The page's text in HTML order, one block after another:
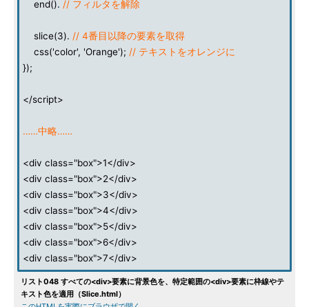
end(). // フィルタを解除
slice(3). // 4番目以降の要素を取得
css('color', 'Orange'); // テキストをオレンジに
});
</script>
……中略……
<div class="box">1</div>
<div class="box">2</div>
<div class="box">3</div>
<div class="box">4</div>
<div class="box">5</div>
<div class="box">6</div>
<div class="box">7</div>
リスト048 すべての<div>要素に背景色を、特定範囲の<div>要素に枠線やテ
キスト色を適用（Slice.html）